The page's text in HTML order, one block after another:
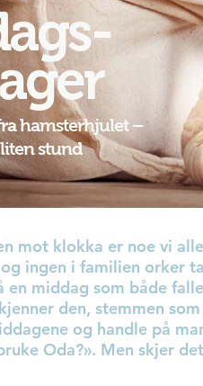
hamsterhjulet –
stund
mot klokka er noe vi
ingen i familien orker
en middag som både
den, stemmen
og handle på
Oda?». Men skjer